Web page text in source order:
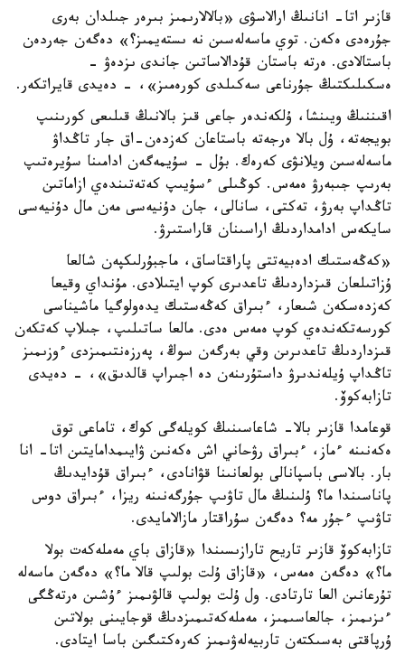
قازىر اتا- انانىڭ ارالاسۋى «بالالارىمىز بىرەر جىلدان بەرى
جۇرەدى ەكەن. توي ماسەلەسىن نە ىستەيمىز؟» دەگەن جەردەن
باستالادى. ەرتە باستان قۇدالاساتىن جاندى ىزدەۋ -
ەسكىلىكتىڭ جۇرناعى سەكىلدى كورەمىز»، - دەيدى قايراتكەر.
اقىننىڭ ويىنشا، ۇلكەندەر جاعى قىز بالانىڭ قىلىعى كورىنىپ
بويجەتە، ۇل بالا ەرجەتە باستاعان كەزدەن-اق جار تاڭداۋ
ماسەلەسىن ويلانۋى كەرەك. بۇل - سۇيمەگەن ادامىنا سۇيرەتىپ
بەرىپ جىبەرۋ ەمەس. كوڭىلى ءسۇيىپ كەتەتىندەي ازاماتىن
تاڭداپ بەرۋ، تەكتى، سانالى، جان دۇنيەسى مەن مال دۇنيەسى
سايكەس ادامداردىڭ اراسىنان قاراستىرۋ.
«كەڭەستىك ادەبيەتتى پاراقتاساق، ماجبۇرلىكپەن شالعا
ۇزاتىلعان قىزداردىڭ تاعدىرى كوپ ايتىلادى. مۇنداي وقيعا
كەزدەسكەن شىعار، ءبىراق كەڭەستىك يدەولوگيا ماشيناسى
كورسەتكەندەي كوپ ەمەس ەدى. مالعا ساتىلىپ، جىلاپ كەتكەن
قىزداردىڭ تاعدىرىن وقي بەرگەن سوڭ، پەرزەنتىمىزدى ءوزىمىز
تاڭداپ ۇيلەندىرۋ داستۇرىنەن دە اجىراپ قالدىق»، - دەيدى
تازابەكوۆ.
قوعامدا قازىر بالا- شاعاسىنىڭ كويلەگى كوك، تاماعى توق
ەكەنىنە ءماز، ءبىراق رۋحاني اش ەكەنىن ۋايىمدامايتىن اتا- انا
بار. بالاسى باسپانالى بولعانىنا قۋانادى، ءبىراق قۇدايدىڭ
پاناسىندا ما؟ ۇلىنىڭ مال تاۋىپ جۇرگەنىنە ريزا، ءبىراق دوس
تاۋىپ ءجۇر مە؟ دەگەن سۇراقتار مازالامايدى.
تازابەكوۆ قازىر تاريح تارازىسىندا «قازاق باي مەملەكەت بولا
ما؟» دەگەن ەمەس، «قازاق ۇلت بولىپ قالا ما؟» دەگەن ماسەلە
تۇرعانىن العا تارتادى. ول ۇلت بولىپ قالۋىمىز ءۇشىن ەرتەڭگى
ءىزىمىز، جالعاسىمىز، مەملەكەتىمىزدىڭ قوجايىنى بولاتىن
ۇرپاقتى بەسىكتەن تاربيەلەۋىمىز كەرەكتىگىن باسا ايتادى.